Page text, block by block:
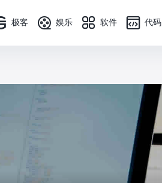
极客 娱乐 软件 代码